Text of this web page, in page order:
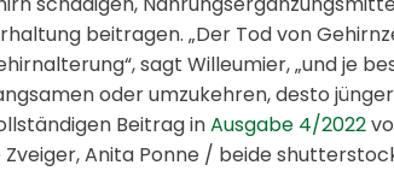
beitragen. „Der Tod von
sagt Willeumier, „und je
oder umzukehren, desto
Beitrag inAusgabe 4/2022
Zveiger, Anita Ponne / beide